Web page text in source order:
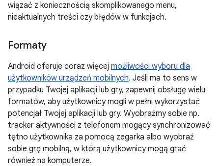
wiązać z koniecznością skomplikowanego menu,
nieaktualnych treści czy błędów w funkcjach.
Formaty
Android oferuje coraz więcej możliwości wyboru dla
użytkowników urządzeń mobilnych. Jeśli ma to sens w
przypadku Twojej aplikacji lub gry, zapewnij obsługę wielu
formatów, aby użytkownicy mogli w pełni wykorzystać
potencjał Twojej aplikacji lub gry. Wyobraźmy sobie np.
tracker aktywności z telefonem mogący synchronizować
tętno użytkownika za pomocą zegarka albo wyobraź
sobie grę mobilną, w którą użytkownicy mogą grać
również na komputerze.